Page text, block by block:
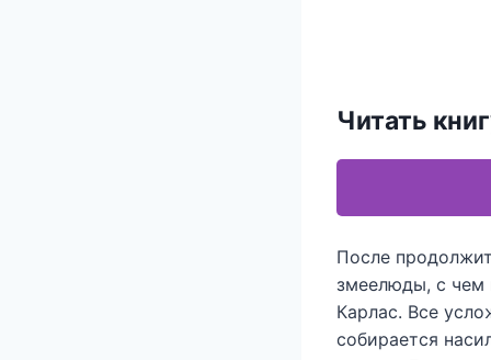
Читать
После
змеелюды, с чем
Карлас. Все
собирается